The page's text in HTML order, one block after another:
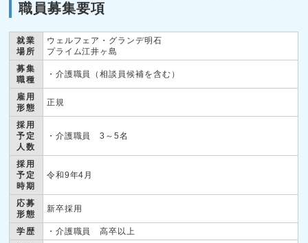
職員募集要項
就業
場所
ウェルフェア・グランデ明石
プライム江井ヶ島
募集
職種
・介護職員（相談員候補を含む）
雇用
形態
正規
採用
予定
人数
・介護職員 3～5名
採用
予定
時期
令和9年4月
応募
形態
新卒採用
学歴
・介護職員 高卒以上